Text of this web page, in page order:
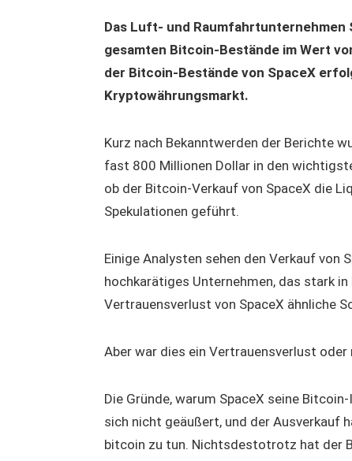
Das Luft- und Raumfahrtunternehmen
gesamten Bitcoin-Bestände im Wert
der Bitcoin-Bestände von SpaceX
Kryptowährungsmarkt.
Kurz nach Bekanntwerden der Berichte
fast 800 Millionen Dollar in den
ob der Bitcoin-Verkauf von SpaceX die
Spekulationen geführt.
Einige Analysten sehen den Verkauf von
hochkarätiges Unternehmen, das stark
Vertrauensverlust von SpaceX ähnliche
Aber war dies ein Vertrauensverlust
Die Gründe, warum SpaceX seine
sich nicht geäußert, und der Ausverkauf
bitcoin zu tun. Nichtsdestotrotz hat der